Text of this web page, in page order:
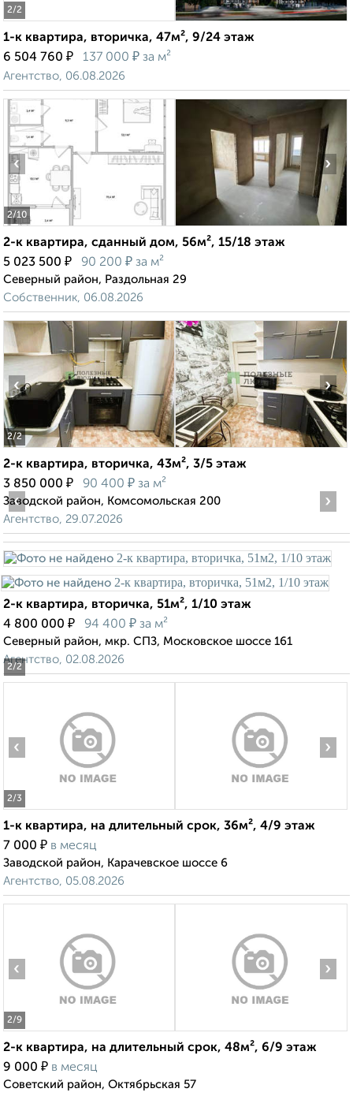
2/2
1-к квартира, вторичка, 47м², 9/24 этаж
6 504 760 ₽ 137 000 ₽ за м²
Агентство, 06.08.2026
2/10
‹ ›
2-к квартира, сданный дом, 56м², 15/18 этаж
5 023 500 ₽ 90 200 ₽ за м²
Северный район, Раздольная 29
Собственник, 06.08.2026
2/2
‹ ›
2-к квартира, вторичка, 43м², 3/5 этаж
3 850 000 ₽ 90 400 ₽ за м²
Заводской район, Комсомольская 200
Агентство, 29.07.2026
2/2
‹ ›
2-к квартира, вторичка, 51м², 1/10 этаж
4 800 000 ₽ 94 400 ₽ за м²
Северный район, мкр. СПЗ, Московское шоссе 161
Агентство, 02.08.2026
2/3
‹ ›
1-к квартира, на длительный срок, 36м², 4/9 этаж
7 000 ₽ в месяц
Заводской район, Карачевское шоссе 6
Агентство, 05.08.2026
2/9
‹ ›
2-к квартира, на длительный срок, 48м², 6/9 этаж
9 000 ₽ в месяц
Советский район, Октябрьская 57